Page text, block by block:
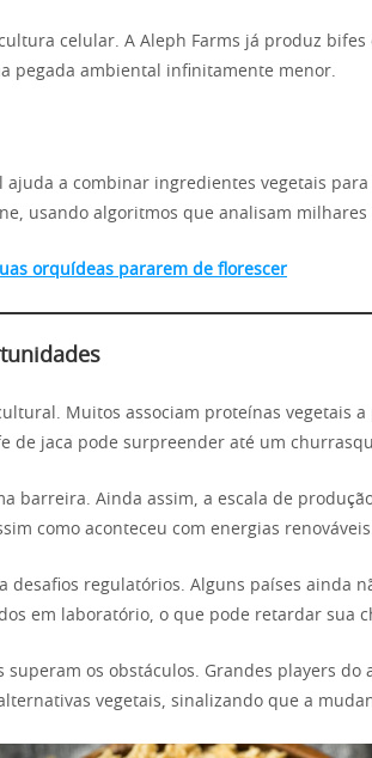
celular. A Aleph Farms já produz
pegada ambiental infinitamente menor.
a combinar ingredientes vegetais
usando algoritmos que analisam milhares
orquídeas pararem de florescer
Muitos associam proteínas vegetais a
de jaca pode surpreender até um
barreira. Ainda assim, a escala de
como aconteceu com energias
desafios regulatórios. Alguns países ainda
em laboratório, o que pode retardar sua
superam os obstáculos. Grandes players do
vegetais, sinalizando que a